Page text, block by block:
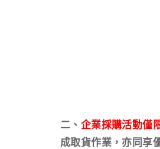
二、 企業採購活動僅
成取貨作業，亦同享